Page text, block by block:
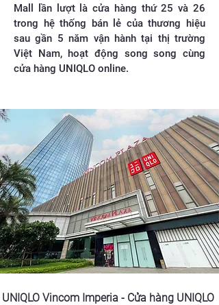
Mall lần lượt là cửa hàng thứ 25 và 26
trong hệ thống bán lẻ của thương hiệu
sau gần 5 năm vận hành tại thị trường
Việt Nam, hoạt động song song cùng
cửa hàng UNIQLO online.
UNIQLO Vincom Imperia - Cửa hàng UNIQLO